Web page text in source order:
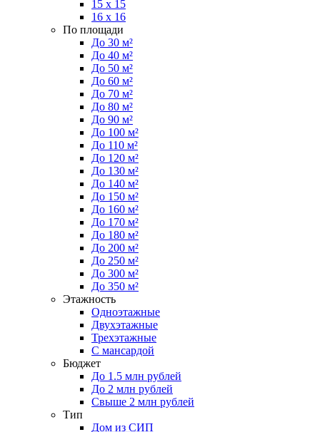
15 x 15
16 x 16
По площади
До 30 м²
До 40 м²
До 50 м²
До 60 м²
До 70 м²
До 80 м²
До 90 м²
До 100 м²
До 110 м²
До 120 м²
До 130 м²
До 140 м²
До 150 м²
До 160 м²
До 170 м²
До 180 м²
До 200 м²
До 250 м²
До 300 м²
До 350 м²
Этажность
Одноэтажные
Двухэтажные
Трехэтажные
С мансардой
Бюджет
До 1.5 млн рублей
До 2 млн рублей
Свыше 2 млн рублей
Тип
Дом из СИП